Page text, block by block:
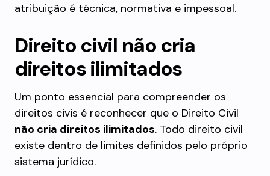
atribuição é técnica, normativa e impessoal.
Direito civil não cria
direitos ilimitados
Um ponto essencial para compreender os
direitos civis é reconhecer que o Direito Civil
não cria direitos ilimitados. Todo direito civil
existe dentro de limites definidos pelo próprio
sistema jurídico.